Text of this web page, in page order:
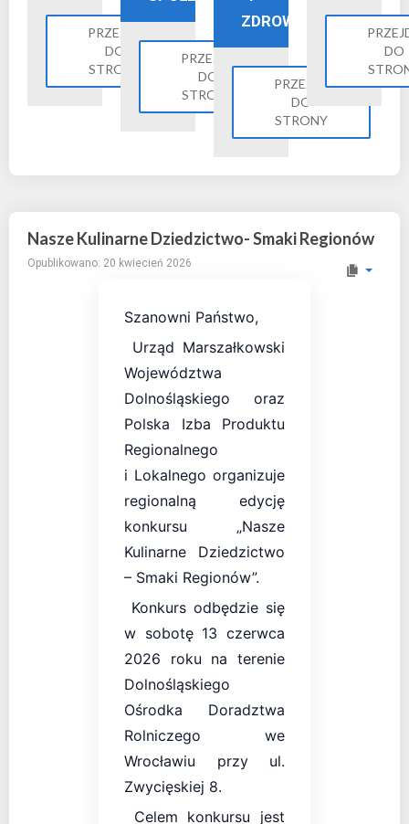
PRZEJDŹ
DO
STRONY
PRZEJDŹ
DO
STRONY
ZDROWIE
PRZEJDŹ
DO
STRONY
DO
Nasze Kulinarne Dziedzictwo- Smaki Regionów
Opublikowano: 20 kwiecień 2026
Szanowni Państwo,
Urząd Marszałkowski
Województwa
Dolnośląskiego oraz
Polska Izba Produktu
Regionalnego
i Lokalnego organizuje
regionalną edycję
konkursu „Nasze
Kulinarne Dziedzictwo
– Smaki Regionów”.
Konkurs odbędzie się
w sobotę 13 czerwca
2026 roku na terenie
Dolnośląskiego
Ośrodka Doradztwa
Rolniczego we
Wrocławiu przy ul.
Zwycięskiej 8.
Celem konkursu jest